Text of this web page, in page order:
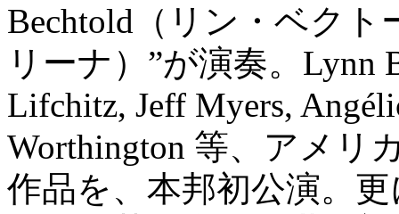
Bechtold（リン・ベク
リーナ）”が演奏。Lynn
Lifchitz, Jeff Myers,
Worthington 等、アメリ
作品を、本邦初公演。